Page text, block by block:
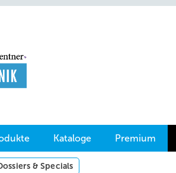
Kataloge Premium
& Specials